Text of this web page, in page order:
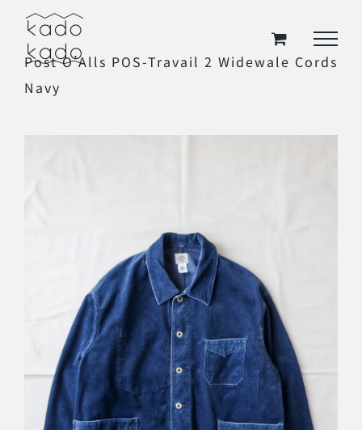
Skip
contentPost O’Alls POS-Travail 2 Widewale Cords
Navy